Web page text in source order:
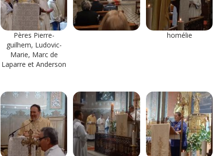
Pères Pierre-
guilhem, Ludovic-
Marie, Marc de
Laparre et Anderson
homélie